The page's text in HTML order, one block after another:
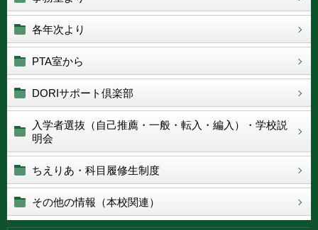
各年次より
PTA室から
DORIサポート倶楽部
入学者選抜（自己推薦・一般・転入・編入）・学校説
明会
ちえりあ・科目履修生制度
その他の情報（本校関連）